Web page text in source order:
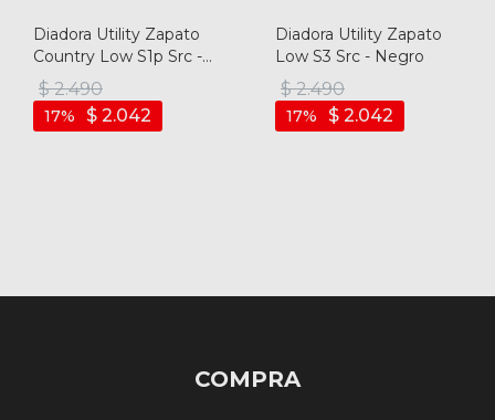
Diadora Utility Zapato
Country Low S1p Src -
Marron Oscuro
$ 2.490
$ 2.042
17
Diadora Utility Zapato
Low S3 Src - Negro
$ 2.490
$ 2.042
17
COMPRA